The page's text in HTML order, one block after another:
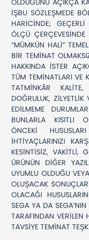
OLDUĞUNU AÇIKÇA
İŞBU SÖZLEŞMEDE
HARİCİNDE;
ÖLÇÜ
“MÜMKÜN HALİ”
BİR TEMİNAT
HAKKINDA İSTER
TÜM TEMİNATLARI VE
TATMİNKÂR
DOĞRULUK,
EDİLMEME
BUNLARLA KISITLI
ÖNCEKİ
İHTİYAÇLARINIZI
KESİNTİSİZ, VAKİTLİ,
ÜRÜNÜN DİĞER
UYUMLU OLDUĞU
OLUŞACAK
OLACAĞI
SEGA YA DA
TARAFINDAN VERİLEN
TAVSİYE TEMİNAT